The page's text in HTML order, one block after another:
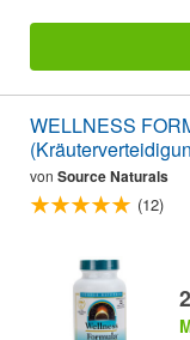
WELLNESS
von Source Naturals
(12)